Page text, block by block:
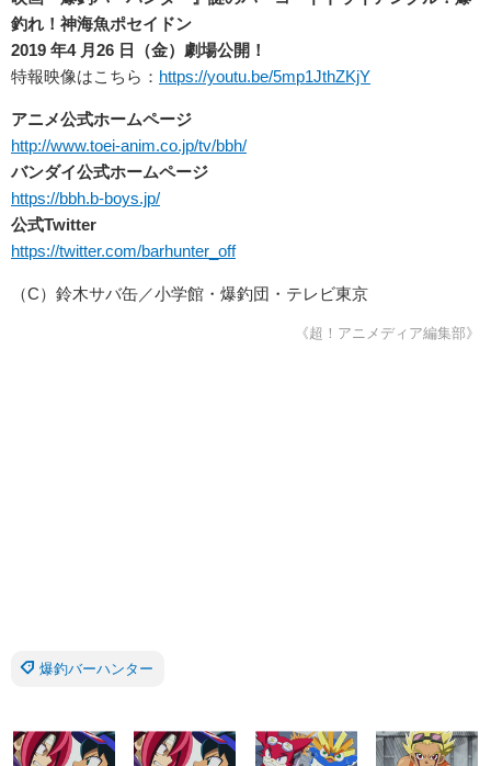
釣れ！神海魚ポセイドン
2019 年4 月26 日（金）劇場公開！
特報映像はこちら： https://youtu.be/5mp1JthZKjY
アニメ公式ホームページ
http://www.toei-anim.co.jp/tv/bbh/
バンダイ公式ホームページ
https://bbh.b-boys.jp/
公式Twitter
https://twitter.com/barhunter_off
（C）鈴木サバ缶／小学館・爆釣団・テレビ東京
《超！アニメディア編集部》
爆釣バーハンター